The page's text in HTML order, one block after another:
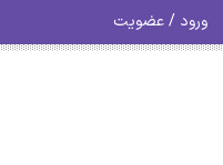
ورود / عضویت